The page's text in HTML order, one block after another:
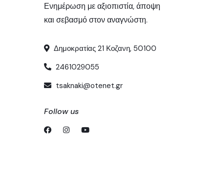
Ενημέρωση με αξιοπιστία, άποψη
και σεβασμό στον αναγνώστη.
Δημοκρατίας 21 Κοζανη, 50100
2461029055
tsaknaki@otenet.gr
Follow us